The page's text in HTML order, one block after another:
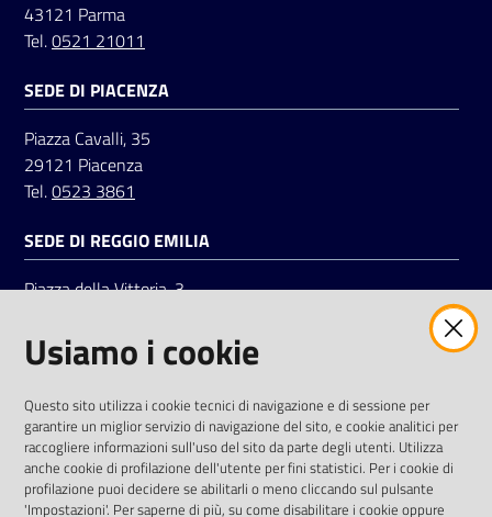
Seguici
su
43121 Parma
Tel.0521 21011
SEDE DI PIACENZA
Piazza Cavalli, 35
29121 Piacenza
Tel.0523 3861
SEDE DI REGGIO EMILIA
Piazza della Vittoria, 3
Tel.0522 7961
LinkedinFacebookInstagram
Usiamo i cookie
Questo sito utilizza i cookie tecnici di navigazione e di sessione per
garantire un miglior servizio di navigazione del sito, e cookie analitici per
raccogliere informazioni sull'uso del sito da parte degli utenti. Utilizza
anche cookie di profilazione dell'utente per fini statistici. Per i cookie di
profilazione puoi decidere se abilitarli o meno cliccando sul pulsante
'Impostazioni'. Per saperne di più, su come disabilitare i cookie oppure